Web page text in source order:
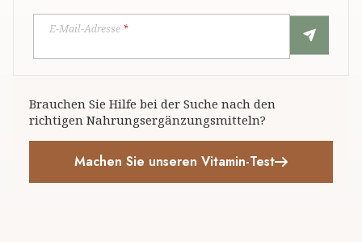
E-Mail-Adresse *
Brauchen Sie Hilfe bei der Suche nach den
richtigen Nahrungsergänzungsmitteln?
Machen Sie unseren Vitamin-Test